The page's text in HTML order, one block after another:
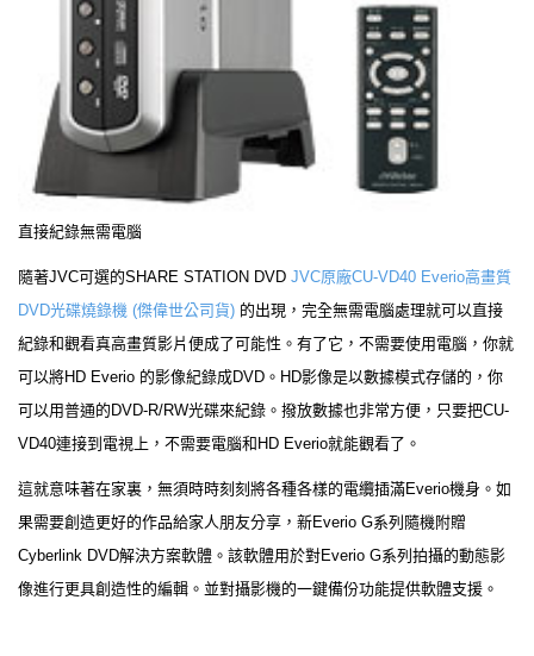
直接紀錄無需電腦
隨著JVC可選的SHARE STATION DVD JVC原廠CU-VD40 Everio高畫質
DVD光碟燒錄機 (傑偉世公司貨) 的出現，完全無需電腦處理就可以直接
紀錄和觀看真高畫質影片便成了可能性。有了它，不需要使用電腦，你就
可以將HD Everio 的影像紀錄成DVD。HD影像是以數據模式存儲的，你
可以用普通的DVD-R/RW光碟來紀錄。撥放數據也非常方便，只要把CU-
VD40連接到電視上，不需要電腦和HD Everio就能觀看了。
這就意味著在家裏，無須時時刻刻將各種各樣的電纜插滿Everio機身。如
果需要創造更好的作品給家人朋友分享，新Everio G系列隨機附贈
Cyberlink DVD解決方案軟體。該軟體用於對Everio G系列拍攝的動態影
像進行更具創造性的編輯。並對攝影機的一鍵備份功能提供軟體支援。